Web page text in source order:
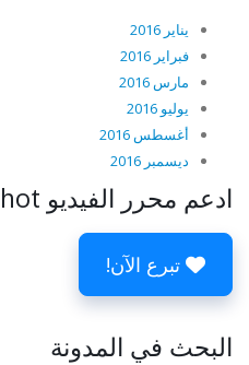
يناير 2016
فبراير 2016
مارس 2016
يوليو 2016
أغسطس 2016
ديسمبر 2016
ادعم محرر الفيديو OpenShot
تبرع الآن!
البحث في المدونة